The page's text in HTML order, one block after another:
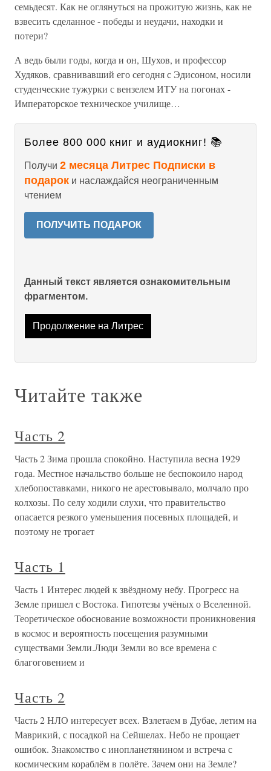
семьдесят. Как не оглянуться на прожитую жизнь, как не
взвесить сделанное - победы и неудачи, находки и
потери?
А ведь были годы, когда и он, Шухов, и профессор
Худяков, сравнивавший его сегодня с Эдисоном, носили
студенческие тужурки с вензелем ИТУ на погонах -
Императорское техническое училище…
Более 800 000 книг и аудиокниг! 📚
Получи 2 месяца Литрес Подписки в
подарок и наслаждайся неограниченным
чтением
ПОЛУЧИТЬ ПОДАРОК
Данный текст является ознакомительным
фрагментом.
Продолжение на Литрес
Читайте также
Часть 2
Часть 2 Зима прошла спокойно. Наступила весна 1929
года. Местное начальство больше не беспокоило народ
хлебопоставками, никого не арестовывало, молчало про
колхозы. По селу ходили слухи, что правительство
опасается резкого уменьшения посевных площадей, и
поэтому не трогает
Часть 1
Часть 1 Интерес людей к звёздному небу. Прогресс на
Земле пришел с Востока. Гипотезы учёных о Вселенной.
Теоретическое обоснование возможности проникновения
в космос и вероятность посещения разумными
существами Земли.Люди Земли во все времена с
благоговением и
Часть 2
Часть 2 НЛО интересует всех. Взлетаем в Дубае, летим на
Маврикий, с посадкой на Сейшелах. Небо не прощает
ошибок. Знакомство с инопланетянином и встреча с
космическим кораблём в полёте. Зачем они на Земле?